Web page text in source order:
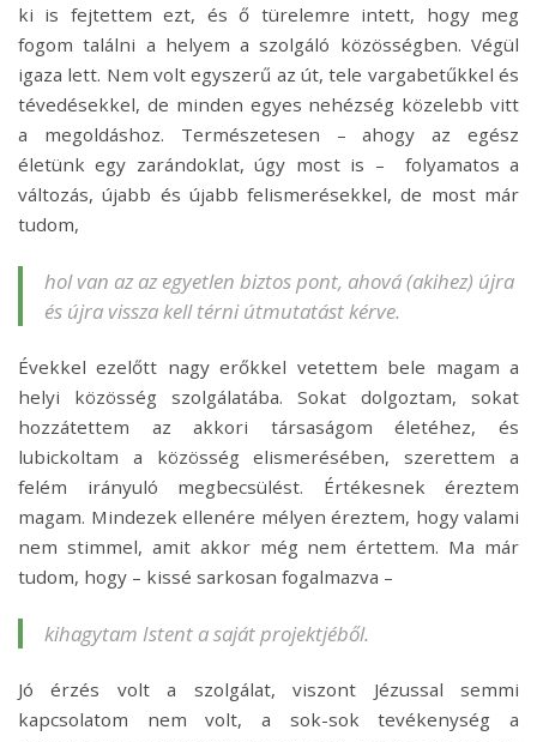
ki is fejtettem ezt, és ő türelemre intett, hogy meg
fogom találni a helyem a szolgáló közösségben. Végül
igaza lett. Nem volt egyszerű az út, tele vargabetűkkel és
tévedésekkel, de minden egyes nehézség közelebb vitt
a megoldáshoz. Természetesen – ahogy az egész
életünk egy zarándoklat, úgy most is –
folyamatos a
változás, újabb és újabb felismerésekkel, de most már
tudom,
hol van az az egyetlen biztos pont, ahová (akihez) újra
és újra vissza kell térni útmutatást kérve.
Évekkel ezelőtt nagy erőkkel vetettem bele magam a
helyi közösség szolgálatába. Sokat dolgoztam, sokat
hozzátettem az akkori társaságom életéhez, és
lubickoltam a közösség elismerésében, szerettem a
felém irányuló megbecsülést. Értékesnek éreztem
magam. Mindezek ellenére mélyen éreztem, hogy valami
nem stimmel, amit akkor még nem értettem. Ma már
tudom, hogy – kissé sarkosan fogalmazva –
kihagytam Istent a saját projektjéből.
Jó érzés volt a szolgálat, viszont Jézussal semmi
kapcsolatom nem volt, a sok-sok tevékenység a